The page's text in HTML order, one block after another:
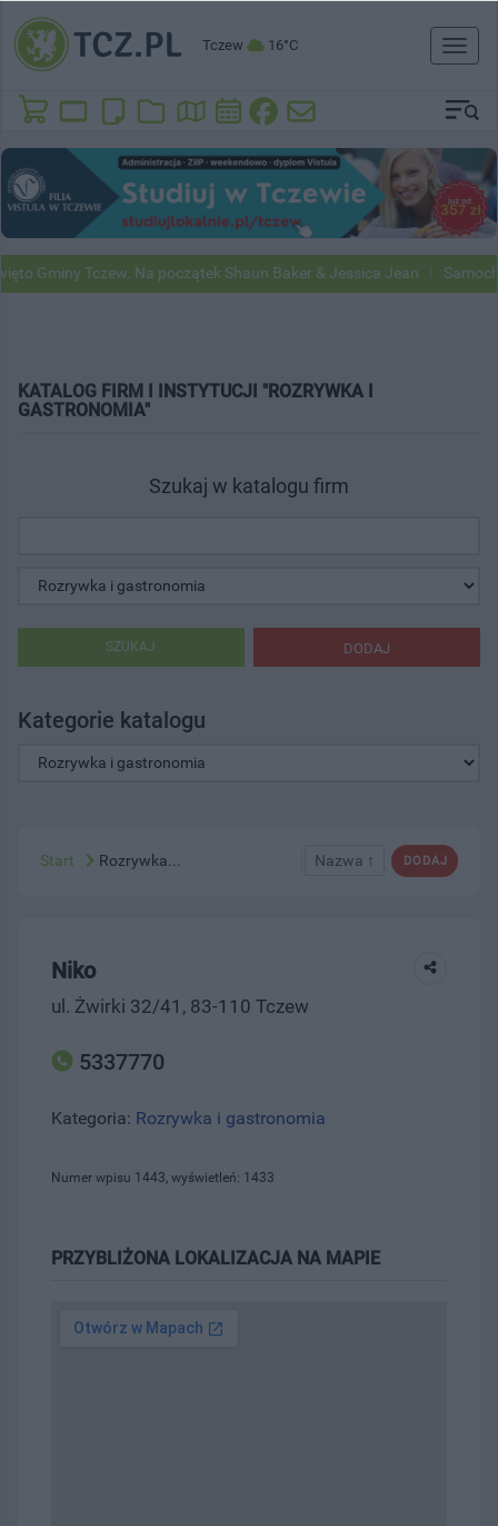
Tczew 16°C
Toggle
Gminy Tczew. Na początek Shaun Baker & Jessica Jean
KATALOG FIRM I INSTYTUCJI "ROZRYWKA I
GASTRONOMIA"
Szukaj w katalogu firm
DODAJ
SZUKAJ
Kategorie katalogu
DODAJ
Nazwa ↑
Start Rozrywka...
Niko
ul. Żwirki 32/41, 83-110 Tczew
5337770
Kategoria: Rozrywka i gastronomia
Numer wpisu 1443, wyświetleń: 1433
PRZYBLIŻONA LOKALIZACJA NA MAPIE